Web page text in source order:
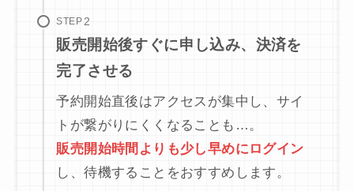
STEP
販売開始後すぐに申し込み、決済を
完了させる
予約開始直後はアクセスが集中し、サイ
トが繋がりにくくなることも…。
販売開始時間よりも少し早めにログイン
し、待機することをおすすめします。